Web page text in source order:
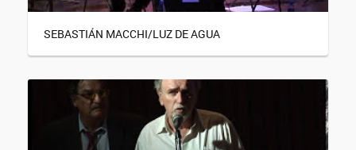
SEBASTIÁN MACCHI/LUZ DE AGUA